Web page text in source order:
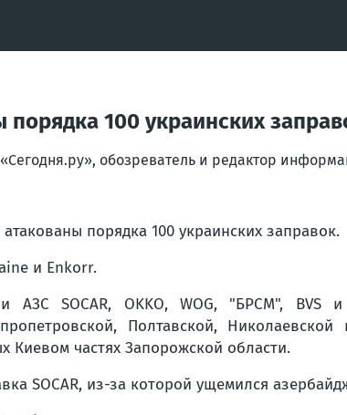
100 украинских
обозреватель и редактор
порядка 100 украинских заправок.
и Enkorr.
SOCAR, OKKO, WOG, "БРСМ", BVS
Полтавской,
Киевом частях Запорожской области.
SOCAR, из-за которой ущемился